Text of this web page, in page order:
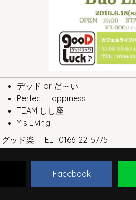
デッド or だ～い
Perfect Happiness
TEAM しし座
Y's Living
グッド楽 | TEL : 0166-22-5775
Facebook